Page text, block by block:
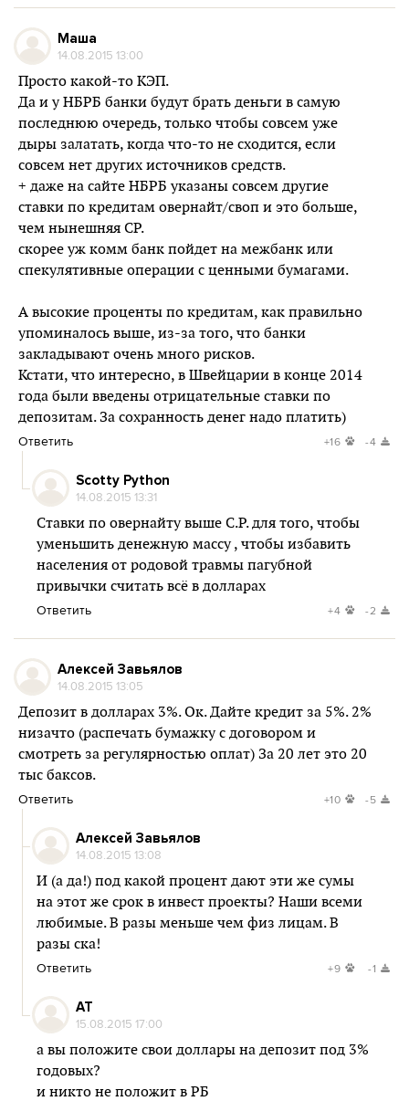
Маша
14.08.2015 13:00
Просто какой-то КЭП.
Да и у НБРБ банки будут брать деньги в самую
последнюю очередь, только чтобы совсем уже
дыры залатать, когда что-то не сходится, если
совсем нет других источников средств.
+ даже на сайте НБРБ указаны совсем другие
ставки по кредитам овернайт/своп и это больше,
чем нынешняя СР.
скорее уж комм банк пойдет на межбанк или
спекулятивные операции с ценными бумагами.
А высокие проценты по кредитам, как правильно
упоминалось выше, из-за того, что банки
закладывают очень много рисков.
Кстати, что интересно, в Швейцарии в конце 2014
года были введены отрицательные ставки по
депозитам. За сохранность денег надо платить)
Ответить +16 -4
Scotty Python
14.08.2015 13:31
Ставки по овернайту выше С.Р. для того, чтобы
уменьшить денежную массу , чтобы избавить
населения от родовой травмы пагубной
привычки считать всё в долларах
Ответить +4 -2
Алексей Завьялов
14.08.2015 13:05
Депозит в долларах 3%. Ок. Дайте кредит за 5%. 2%
низачто (распечать бумажку с договором и
смотреть за регулярностью оплат) За 20 лет это 20
тыс баксов.
Ответить +10 -5
Алексей Завьялов
14.08.2015 13:08
И (а да!) под какой процент дают эти же сумы
на этот же срок в инвест проекты? Наши всеми
любимые. В разы меньше чем физ лицам. В
разы ска!
Ответить +9 -1
AT
15.08.2015 17:00
а вы положите свои доллары на депозит под 3%
годовых?
и никто не положит в РБ